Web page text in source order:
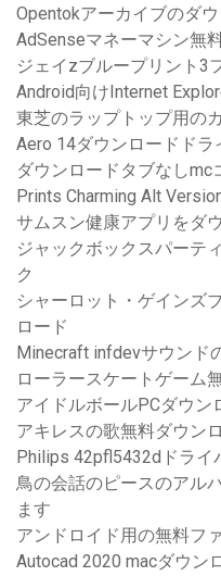
Opentokアーカイブのダ
AdSenseマネーマシン無
ジェイzブループリント3
Android向けInternet
東芝のラップトップ用の
Aero 14ダウンロードドラ
ダウンロードタブなしmc
Prints Charming Alt
サムスン健康アプリをダ
ジャックボックスパーテ
ク
シャーロット・ゲインズ
ロード
Minecraft infdevサウンド
ローラースケートゲーム
アイドルボールPCダウン
アキレスの歌無料ダウン
Philips 42pfl5432dドライ
鳥の会話のピースのアル
ます
アンドロイド用の無料フ
Autocad 2020 macダウン